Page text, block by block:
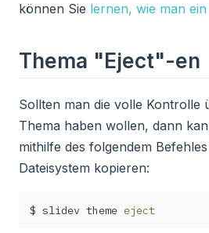
können Sie lernen, wie man
Thema "Eject"-en
Sollten man die volle Kontrolle
Thema haben wollen, dann
mithilfe des folgendem
Dateisystem kopieren:
$ slidev theme eject